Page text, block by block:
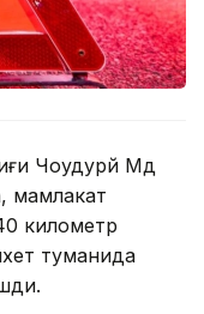
Чоудҳурй Мд
мамлакат
километр
туманида